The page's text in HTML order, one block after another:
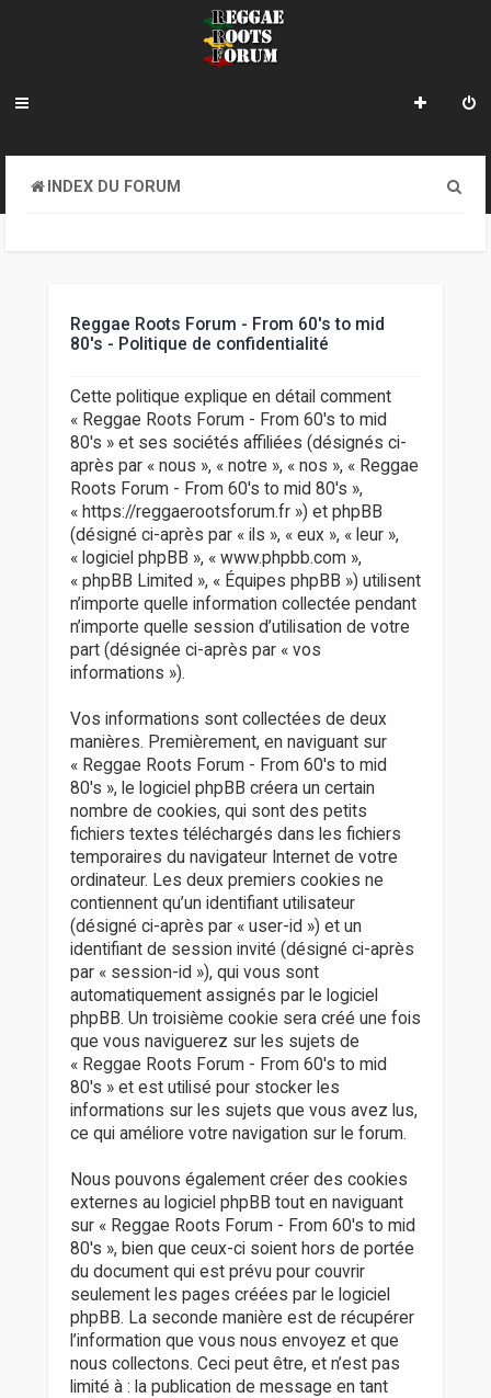
INDEX DU FORUM
Reggae Roots Forum - From 60's to mid
80's - Politique de confidentialité
Cette politique explique en détail comment
« Reggae Roots Forum - From 60's to mid
80's » et ses sociétés affiliées (désignés ci-
après par « nous », « notre », « nos », « Reggae
Roots Forum - From 60's to mid 80's »,
« https://reggaerootsforum.fr ») et phpBB
(désigné ci-après par « ils », « eux », « leur »,
« logiciel phpBB », « www.phpbb.com »,
« phpBB Limited », « Équipes phpBB ») utilisent
n’importe quelle information collectée pendant
n’importe quelle session d’utilisation de votre
part (désignée ci-après par « vos
informations »).
Vos informations sont collectées de deux
manières. Premièrement, en naviguant sur
« Reggae Roots Forum - From 60's to mid
80's », le logiciel phpBB créera un certain
nombre de cookies, qui sont des petits
fichiers textes téléchargés dans les fichiers
temporaires du navigateur Internet de votre
ordinateur. Les deux premiers cookies ne
contiennent qu’un identifiant utilisateur
(désigné ci-après par « user-id ») et un
identifiant de session invité (désigné ci-après
par « session-id »), qui vous sont
automatiquement assignés par le logiciel
phpBB. Un troisième cookie sera créé une fois
que vous naviguerez sur les sujets de
« Reggae Roots Forum - From 60's to mid
80's » et est utilisé pour stocker les
informations sur les sujets que vous avez lus,
ce qui améliore votre navigation sur le forum.
Nous pouvons également créer des cookies
externes au logiciel phpBB tout en naviguant
sur « Reggae Roots Forum - From 60's to mid
80's », bien que ceux-ci soient hors de portée
du document qui est prévu pour couvrir
seulement les pages créées par le logiciel
phpBB. La seconde manière est de récupérer
l’information que vous nous envoyez et que
nous collectons. Ceci peut être, et n’est pas
limité à : la publication de message en tant